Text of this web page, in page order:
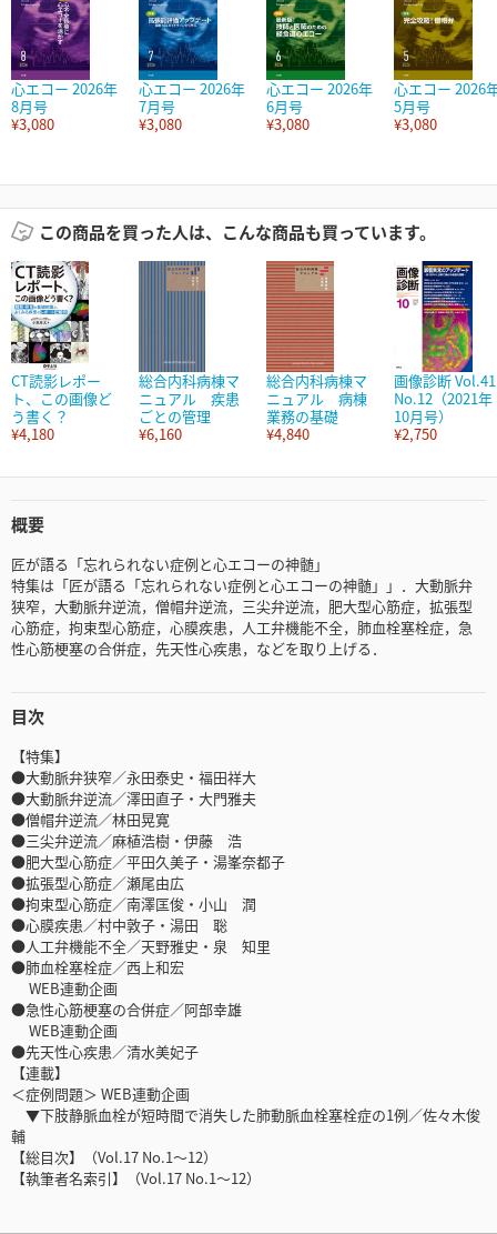
心エコー 2026年
8月号
¥3,080
心エコー 2026年
7月号
¥3,080
心エコー 2026年
6月号
¥3,080
心エコー 2026
5月号
¥3,080
この商品を買った人は、こんな商品も買っています。
CT読影レポー
ト、この画像ど
う書く？
¥4,180
総合内科病棟マ
ニュアル 疾患
ごとの管理
¥6,160
総合内科病棟マ
ニュアル 病棟
業務の基礎
¥4,840
画像診断 Vol.41
No.12（2021年
10月号）
¥2,750
概要
匠が語る「忘れられない症例と心エコーの神髄」
特集は「匠が語る「忘れられない症例と心エコーの神髄」」．大動脈弁
狭窄，大動脈弁逆流，僧帽弁逆流，三尖弁逆流，肥大型心筋症，拡張型
心筋症，拘束型心筋症，心膜疾患，人工弁機能不全，肺血栓塞栓症，急
性心筋梗塞の合併症，先天性心疾患，などを取り上げる．
目次
【特集】
●大動脈弁狭窄／永田泰史・福田祥大
●大動脈弁逆流／澤田直子・大門雅夫
●僧帽弁逆流／林田晃寛
●三尖弁逆流／麻植浩樹・伊藤 浩
●肥大型心筋症／平田久美子・湯峯奈都子
●拡張型心筋症／瀬尾由広
●拘束型心筋症／南澤匡俊・小山 潤
●心膜疾患／村中敦子・湯田 聡
●人工弁機能不全／天野雅史・泉 知里
●肺血栓塞栓症／西上和宏
WEB連動企画
●急性心筋梗塞の合併症／阿部幸雄
WEB連動企画
●先天性心疾患／清水美妃子
【連載】
＜症例問題＞ WEB連動企画
▼下肢静脈血栓が短時間で消失した肺動脈血栓塞栓症の1例／佐々木俊
輔
【総目次】（Vol.17 No.1〜12）
【執筆者名索引】（Vol.17 No.1〜12）